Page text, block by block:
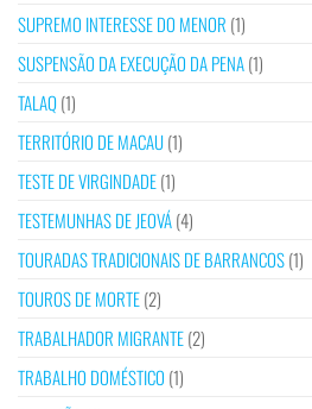
SUPREMO INTERESSE DO MENOR (1)
SUSPENSÃO DA EXECUÇÃO DA PENA(1)
TALAQ(1)
TERRITÓRIO DE MACAU(1)
TESTE DE VIRGINDADE(1)
TESTEMUNHAS DE JEOVÁ(4)
TOURADAS TRADICIONAIS DE BARRANCOS(1)
TOUROS DE MORTE(2)
TRABALHADOR MIGRANTE(2)
TRABALHO DOMÉSTICO (1)